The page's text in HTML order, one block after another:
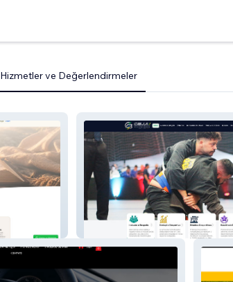
Hizmetler ve Değerlendirmeler